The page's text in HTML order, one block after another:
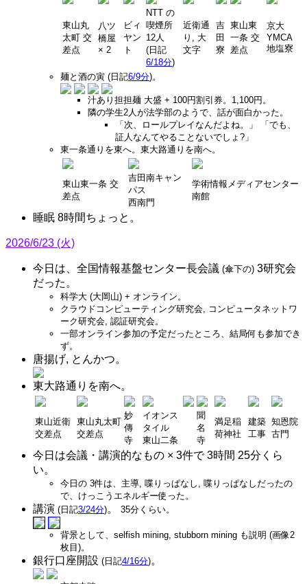
東山丸
太町 交
差点
八ツ
橋屋
× 2
ビィ
ヤン
ト
NTT の
喫煙所
12人
(日記
6/18分)
近衛通
り, 大
文字
吉
田
寮
東山東
一条 交
差点
京大
YMCA
地塩寮
麺と酒の寅 (日記6/9分)。
汁あり担担麺 大盛 + 100円割引券。1,100円。
隣の学生2人が法学部のようで、話が面白かった。
「次、ロールプレイなんだよね。」 「でも、
証人なんてやることないでしょ?」
東一条通りを東へ。東大路通りを南へ。
東山東一条 交
差点
吉田南キャン
パス
西南門
学術情報メディアセンター
南館
睡眠 8時間ちょっと。
2026/6/23 (火)
今日は、全国情報基盤センター長会議 (傘下の) 3研究会
だった。
科学大 (大岡山) + オンライン。
クラウドコンピューティング研究会, コンピュータネットワ
ーク研究会, 認証研究会。
一部オンライン参加の予定だったところ、結局何も参加でき
ず。
唐揚げ, とんかつ。
東大路通りを南へ。
東山近衛
交差点
東山丸太町
交差点
妙
傳
寺
イオンス
タイル
東山二条
聞
名
寺
満足稲
荷神社
建築
工事
知恩院
古門
今日は会議・講演的なもの × 3件で 3時間 25分くら
い。
今日の 3件は、主導, 喋りっぱなし, 喋りっぱなしだったの
で、けっこうエネルギー使った。
講演 (日記3/24分)。 35分くらい。
背景として、selfish mining, stubborn mining も説明 (画像2
枚目)。
銀行口座開設 (日記4/16分)。